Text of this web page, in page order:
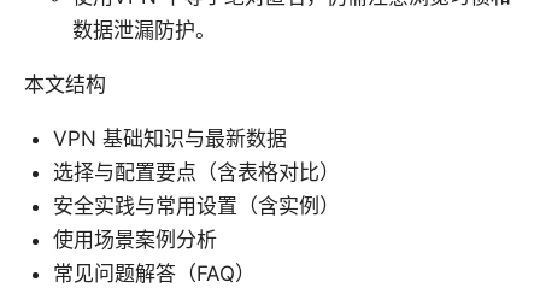
数据泄漏防护。
本文结构
VPN 基础知识与最新数据
选择与配置要点（含表格对比）
安全实践与常用设置（含实例）
使用场景案例分析
常见问题解答（FAQ）